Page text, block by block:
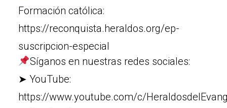
Formación católica:
https://reconquista.heraldos.org/ep-
suscripcion-especial
Síganos en nuestras redes sociales:
➤ YouTube:
https://www.youtube.com/c/